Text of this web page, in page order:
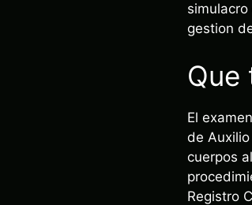
gestion
Que
El
de
cuerpos
Registro